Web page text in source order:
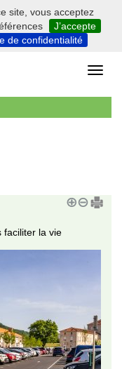
site, vous acceptez
J’accepte
de confidentialité
faciliter la vie